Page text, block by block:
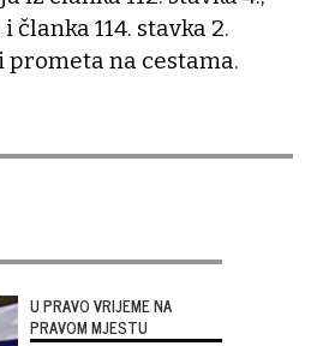
članka 114. stavka 2.
prometa na cestama.
U PRAVO VRIJEME NA
PRAVOM MJESTU